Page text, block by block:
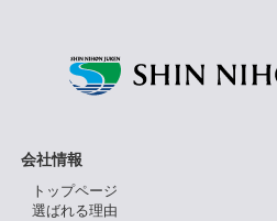
会社情報
トップページ
選ばれる理由